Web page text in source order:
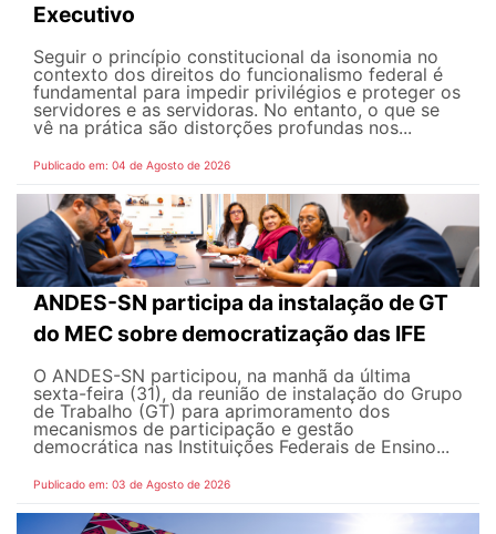
Executivo
Seguir o princípio constitucional da isonomia no
contexto dos direitos do funcionalismo federal é
fundamental para impedir privilégios e proteger os
servidores e as servidoras. No entanto, o que se
vê na prática são distorções profundas nos...
Publicado em: 04 de Agosto de 2026
ANDES-SN participa da instalação de GT
do MEC sobre democratização das IFE
O ANDES-SN participou, na manhã da última
sexta-feira (31), da reunião de instalação do Grupo
de Trabalho (GT) para aprimoramento dos
mecanismos de participação e gestão
democrática nas Instituições Federais de Ensino...
Publicado em: 03 de Agosto de 2026